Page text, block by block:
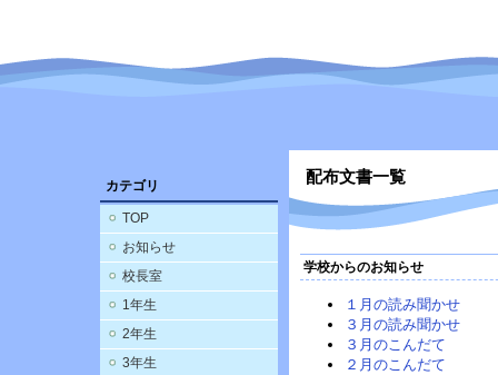
カテゴリ
TOP
お知らせ
校長室
1年生
2年生
3年生
配布文書一覧
学校からのお知らせ
１月の読み聞かせ
３月の読み聞かせ
３月のこんだて
２月のこんだて